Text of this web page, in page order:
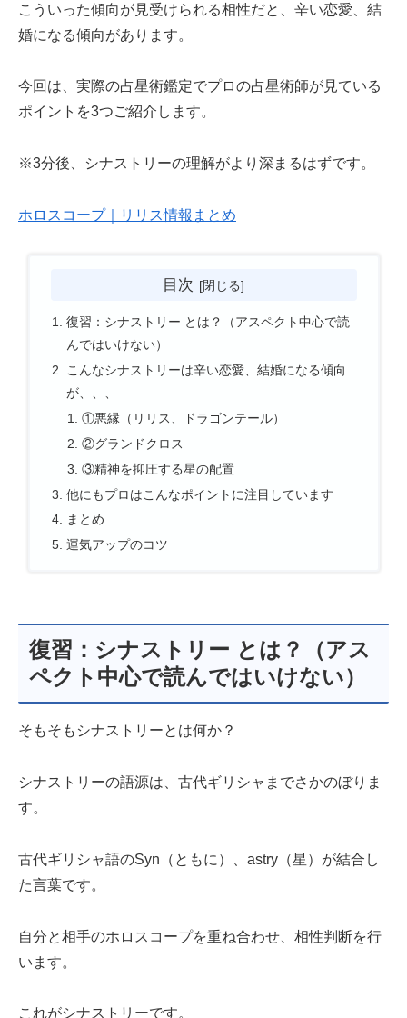
こういった傾向が見受けられる相性だと、辛い恋愛、結
婚になる傾向があります。
今回は、実際の占星術鑑定でプロの占星術師が見ている
ポイントを3つご紹介します。
※3分後、シナストリーの理解がより深まるはずです。
ホロスコープ｜リリス情報まとめ
目次
復習：シナストリー とは？（アスペクト中心で読
んではいけない）
こんなシナストリーは辛い恋愛、結婚になる傾向
が、、、
①悪縁（リリス、ドラゴンテール）
②グランドクロス
③精神を抑圧する星の配置
他にもプロはこんなポイントに注目しています
まとめ
運気アップのコツ
復習：シナストリー とは？（アス
ペクト中心で読んではいけない）
そもそもシナストリーとは何か？
シナストリーの語源は、古代ギリシャまでさかのぼりま
す。
古代ギリシャ語のSyn（ともに）、astry（星）が結合し
た言葉です。
自分と相手のホロスコープを重ね合わせ、相性判断を行
います。
これがシナストリーです。